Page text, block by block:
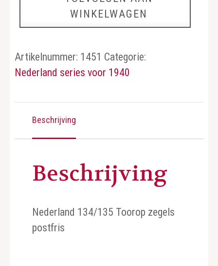
WINKELWAGEN
Artikelnummer: 1451 Categorie:
Nederland series voor 1940
Beschrijving
Beschrijving
Nederland 134/135 Toorop zegels
postfris